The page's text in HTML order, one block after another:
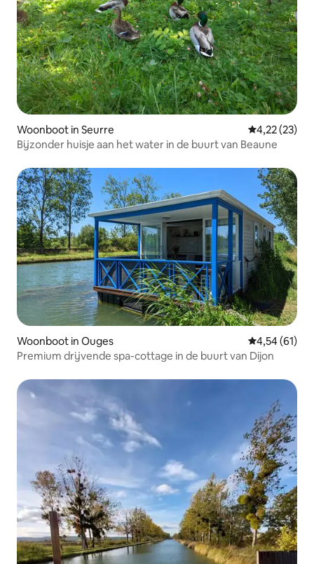
Woonboot in Seurre Gemiddelde
4,22 (23)
Bijzonder huisje aan het water in de buurt van Beaune
Woonboot in Ouges Gemiddelde
4,54 (61)
Premium drijvende spa-cottage in de buurt van Dijon